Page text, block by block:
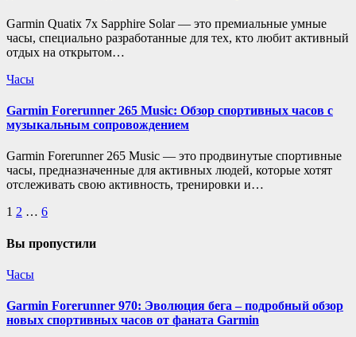
Garmin Quatix 7x Sapphire Solar — это премиальные умные
часы, специально разработанные для тех, кто любит активный
отдых на открытом…
Часы
Garmin Forerunner 265 Music: Обзор спортивных часов с
музыкальным сопровождением
Garmin Forerunner 265 Music — это продвинутые спортивные
часы, предназначенные для активных людей, которые хотят
отслеживать свою активность, тренировки и…
Пагинация
записей
1 2 … 6
Вы пропустили
Часы
Garmin Forerunner 970: Эволюция бега – подробный обзор
новых спортивных часов от фаната Garmin